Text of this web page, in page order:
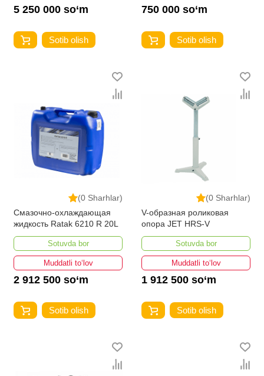
5 250 000 so‘m
Sotib olish
750 000 so‘m
Sotib olish
(0 Sharhlar)
Смазочно-охлаждающая
жидкость Ratak 6210 R 20L
Sotuvda bor
Muddatli to‘lov
2 912 500 so‘m
Sotib olish
(0 Sharhlar)
V-образная роликовая
опора JET HRS-V
Sotuvda bor
Muddatli to‘lov
1 912 500 so‘m
Sotib olish